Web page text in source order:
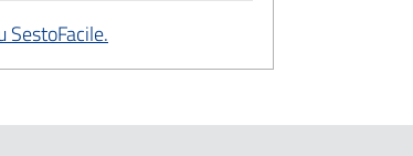
SestoFacile.